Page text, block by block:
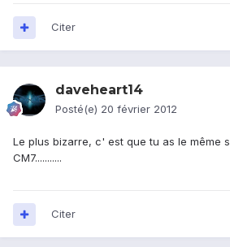
Citer
daveheart14
Posté(e) 20 février 2012
Le plus bizarre, c' est que tu as le même
CM7...........
Citer